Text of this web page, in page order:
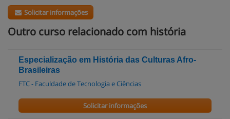
Solicitar informações
Outro curso relacionado com história
Especialização em História das Culturas Afro-
Brasileiras
FTC - Faculdade de Tecnologia e Ciências
Solicitar informações